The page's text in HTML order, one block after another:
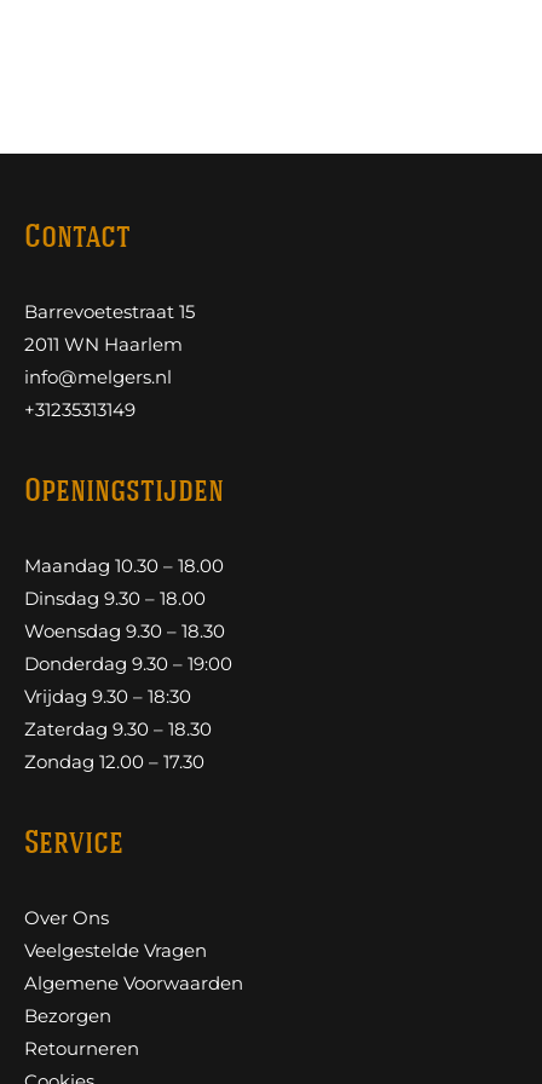
Contact
Barrevoetestraat 15
2011 WN Haarlem
info@melgers.nl
+31235313149
Openingstijden
Maandag 10.30 – 18.00
Dinsdag 9.30 – 18.00
Woensdag 9.30 – 18.30
Donderdag 9.30 – 19:00
Vrijdag 9.30 – 18:30
Zaterdag 9.30 – 18.30
Zondag 12.00 – 17.30
Service
Over Ons
Veelgestelde Vragen
Algemene Voorwaarden
Bezorgen
Retourneren